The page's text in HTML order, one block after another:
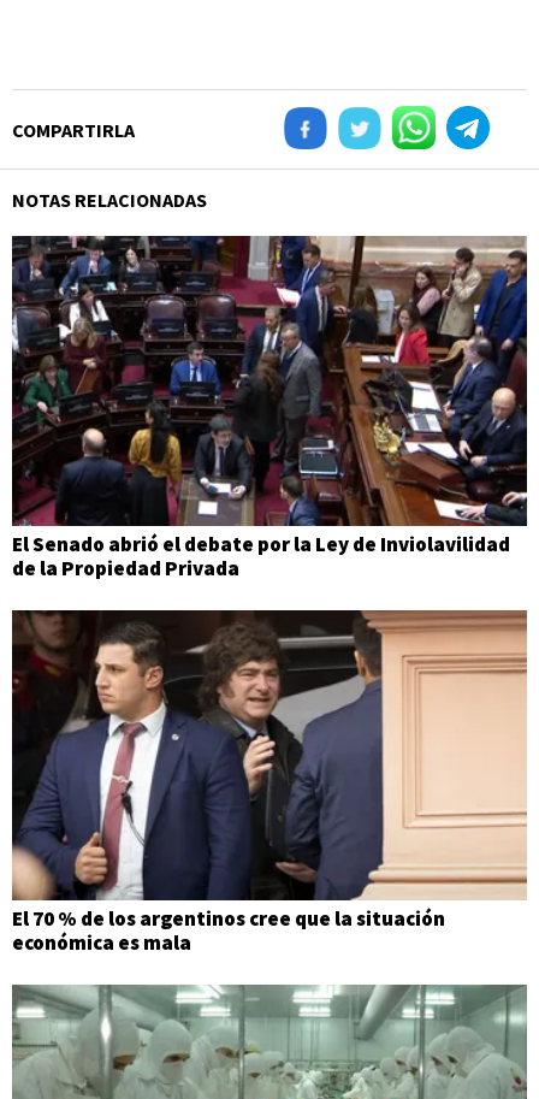
COMPARTIRLA
NOTAS RELACIONADAS
El Senado abrió el debate por la Ley de Inviolavilidad
de la Propiedad Privada
El 70 % de los argentinos cree que la situación
económica es mala